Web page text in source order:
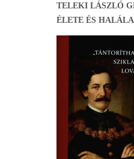
TELEKI LÁSZLÓ
ÉLETE ÉS HALÁLA